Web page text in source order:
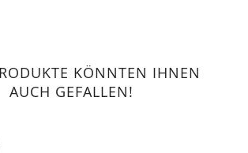
KÖNNTEN IHNEN
AUCH GEFALLEN!